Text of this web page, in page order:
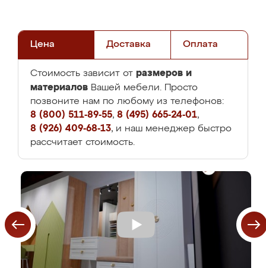
Цена Доставка Оплата
Стоимость зависит от размеров и
материалов Вашей мебели. Просто
позвоните нам по любому из телефонов:
8 (800) 511-89-55, 8 (495) 665-24-01,
8 (926) 409-68-13, и наш менеджер быстро
рассчитает стоимость.